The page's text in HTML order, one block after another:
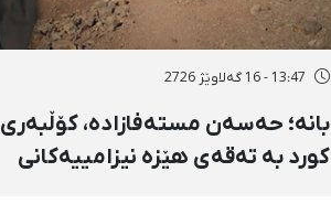
13:47 - 16 گەلاوێژ 2726
بانه؛ حەسەن مستەفازادە، کۆڵبەری
کورد بە تەقەی هێزە نیزامییەکانی